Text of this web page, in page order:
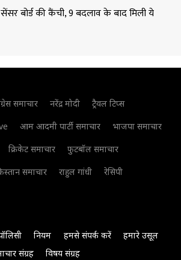
बोर्ड की कैंची, 9 बदलाव के बाद मिली ये
समाचार नरेंद्र मोदी
ट्रैवल टिप्स
आम आदमी पार्टी समाचार
भाजपा समाचार
क्रिकेट समाचार
फुटबॉल समाचार
समाचार राहुल गांधी
रेसिपी
नियम हमसे संपर्क करें
हमारे उसूल
संग्रह विषय संग्रह